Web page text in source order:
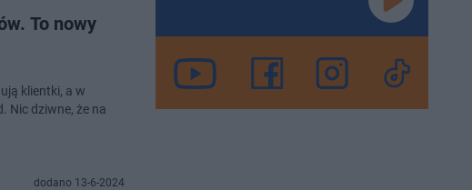
To nowy
klientki, a w
Nic dziwne, że na
dodano 13-6-2024